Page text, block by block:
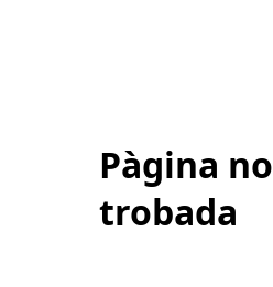
Pàgina no
trobada